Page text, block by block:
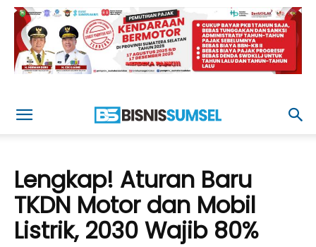
Lengkap! Aturan Baru
TKDN Motor dan Mobil
Listrik, 2030 Wajib 80%